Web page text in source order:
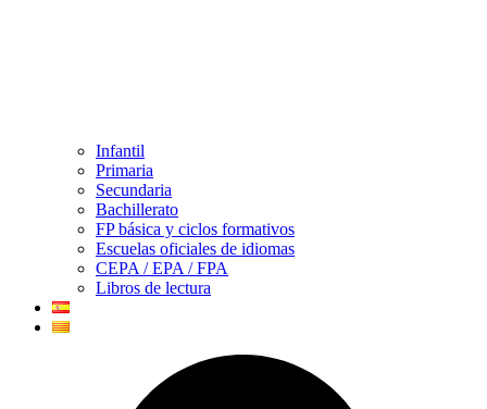
Infantil
Primaria
Secundaria
Bachillerato
FP básica y ciclos formativos
Escuelas oficiales de idiomas
CEPA / EPA / FPA
Libros de lectura